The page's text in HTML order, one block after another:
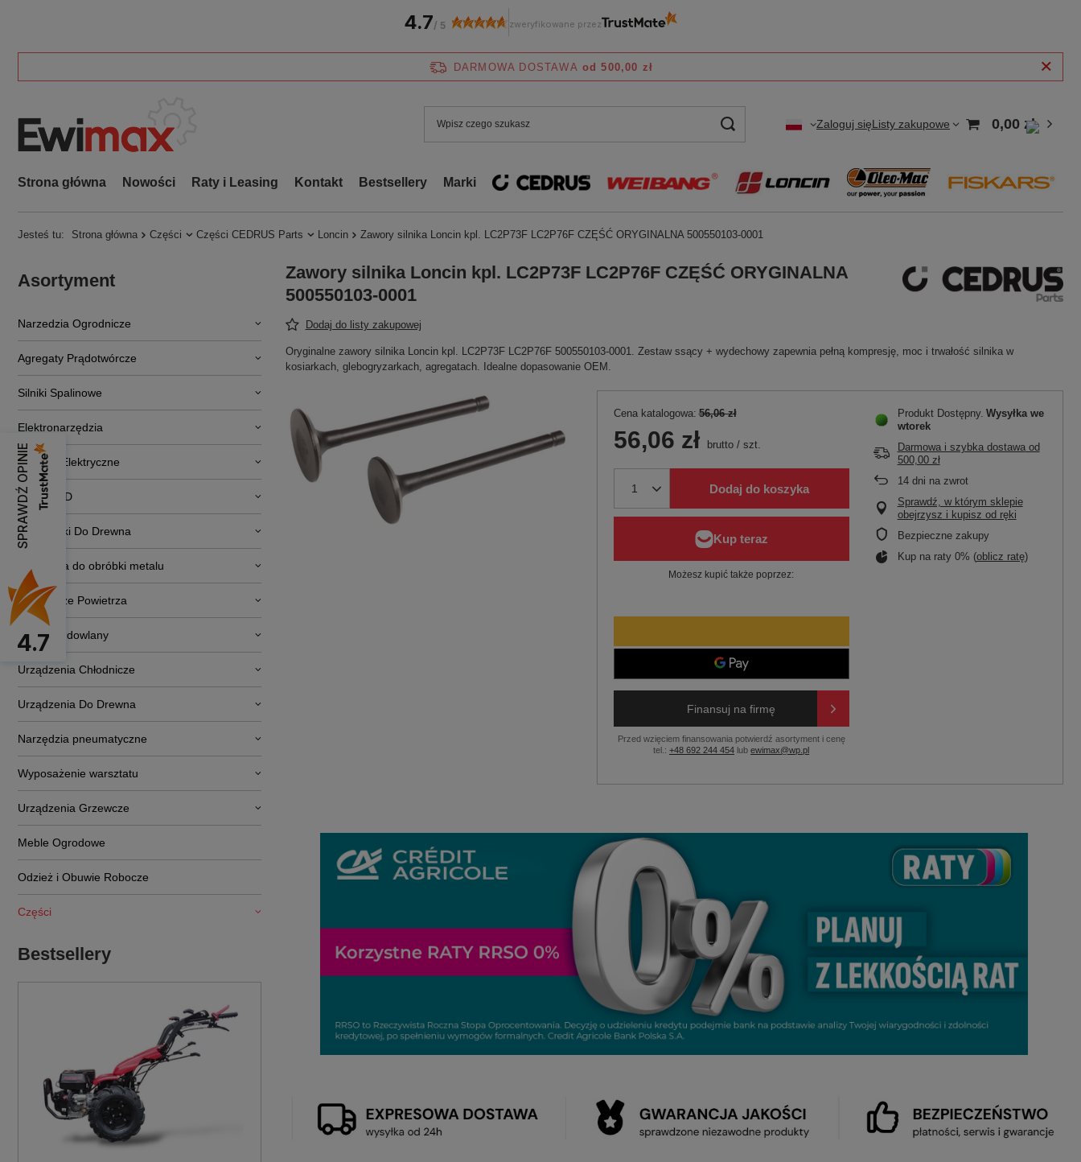
DARMOWA DOSTAWA od 500,00 zł
Zaloguj sięListy zakupowe 0,00 zł
Strona główna Nowości Raty i Leasing Kontakt Bestsellery Marki
Jesteś tu: Strona główna Części Części CEDRUS Parts Loncin Zawory silnika Loncin kpl. LC2P73F LC2P76F CZĘŚĆ ORYGINALNA 500550103-0001
Asortyment
Narzedzia Ogrodnicze
Agregaty Prądotwórcze
Silniki Spalinowe
Elektronarzędzia
Pojazdy Elektryczne
RTV i AGD
Obrabiarki Do Drewna
Narzędzia do obróbki metalu
Osuszacze Powietrza
Sprzęt budowlany
Urządzenia Chłodnicze
Urządzenia Do Drewna
Narzędzia pneumatyczne
Wyposażenie warsztatu
Urządzenia Grzewcze
Meble Ogrodowe
Odzież i Obuwie Robocze
Części
Bestsellery
Zawory silnika Loncin kpl. LC2P73F LC2P76F CZĘŚĆ ORYGINALNA
500550103-0001
Dodaj do listy zakupowej
Oryginalne zawory silnika Loncin kpl. LC2P73F LC2P76F 500550103-0001. Zestaw ssący + wydechowy zapewnia pełną kompresję, moc i trwałość silnika w
kosiarkach, glebogryzarkach, agregatach. Idealne dopasowanie OEM.
Cena katalogowa: 56,06 zł
56,06 zł brutto/ szt.
Dodaj do koszyka
Możesz kupić także poprzez:
Finansuj na firmę
Przed wzięciem finansowania potwierdź asortyment i cenę
tel.:+48 692 244 454 lubewimax@wp.pl
Produkt Dostępny Wysyłka we
wtorek
Darmowa i szybka dostawaod
500,00 zł
14dni na zwrot
Sprawdź, w którym sklepie
obejrzysz i kupisz od ręki
Bezpieczne zakupy
Kup na raty 0% (oblicz ratę)
4.7/ 5 zweryfikowane przez
SPRAWDŹ OPINIE
4.7